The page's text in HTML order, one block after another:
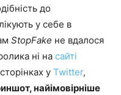
до
у себе в
StopFake не вдалося
ні на сайті
у Twitter,
найімовірніше